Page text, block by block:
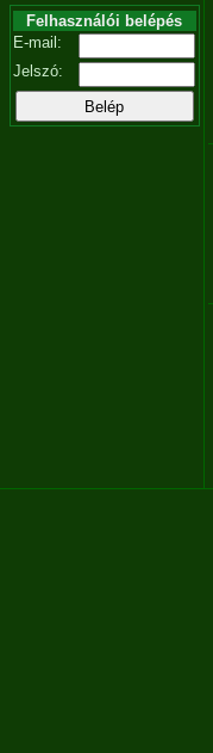
Felhasználói belépés
E-mail:
Jelszó: